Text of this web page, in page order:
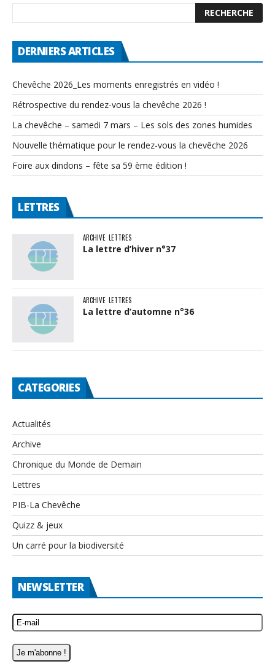
DERNIERS ARTICLES
Chevêche 2026_Les moments enregistrés en vidéo !
Rétrospective du rendez-vous la chevêche 2026 !
La chevêche – samedi 7 mars – Les sols des zones humides
Nouvelle thématique pour le rendez-vous la chevêche 2026
Foire aux dindons – fête sa 59 ème édition !
LETTRES
ARCHIVE LETTRES
La lettre d’hiver n°37
ARCHIVE LETTRES
La lettre d’automne n°36
CATEGORIES
Actualités
Archive
Chronique du Monde de Demain
Lettres
PIB-La Chevêche
Quizz & jeux
Un carré pour la biodiversité
NEWSLETTER